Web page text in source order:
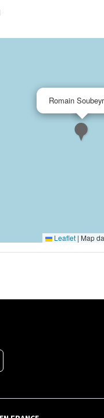
Romain
Leaflet | Map